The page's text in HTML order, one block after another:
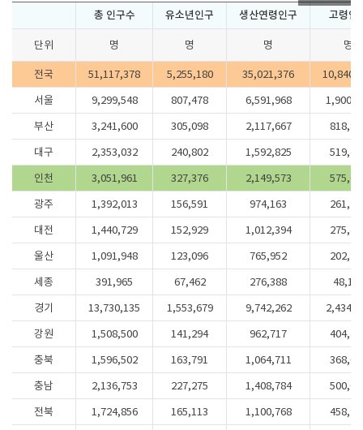
총 인구수 유소년인구 생산연령인구 고령인
단위 명 명 명 명
전국 51,117,378 5,255,180 35,021,376
서울
9,299,548 807,478 6,591,968
부산
3,241,600 305,098 2,117,667
대구
2,353,032 240,802 1,592,825
인천
3,051,961 327,376 2,149,573
광주
1,392,013 156,591 974,163
대전
1,440,729 152,929 1,012,394
울산
1,091,948 123,096 765,952
세종
391,965 67,462 276,388
경기
13,730,135 1,553,679 9,742,262
강원
1,508,500 141,294 962,717
충북
1,596,502 163,791 1,064,711
충남
2,136,753 227,275 1,408,784
전북
1,724,856 165,113 1,100,768